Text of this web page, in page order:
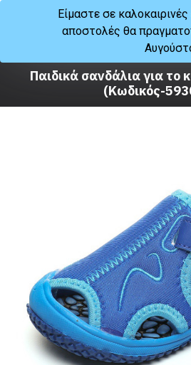
Καλοκαίρι
Παιδικά σανδάλια για το
(Κωδικός-
Είμαστε σε
αποστολές θα